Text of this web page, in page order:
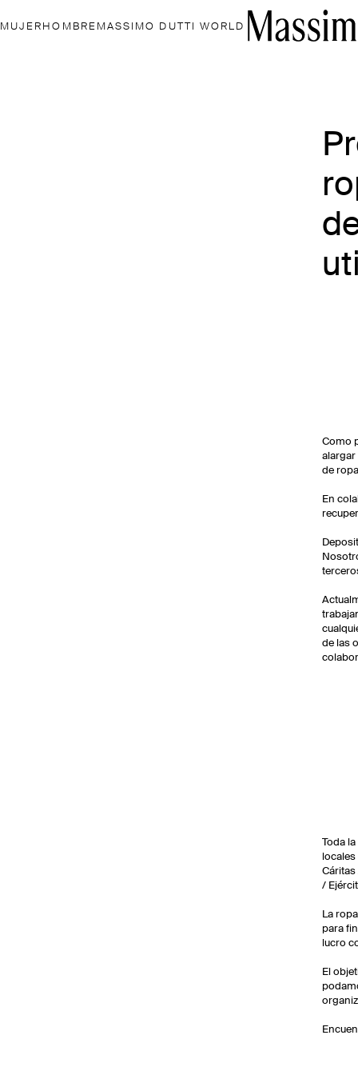
MUJER HOMBRE MASSIMO DUTTI WORLD
Como
alargar
de
En
de las
Toda
Cáritas
/
La
para
lucro
El